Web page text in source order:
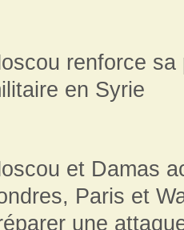
renforce sa
en Syrie
et Damas
Paris et
une